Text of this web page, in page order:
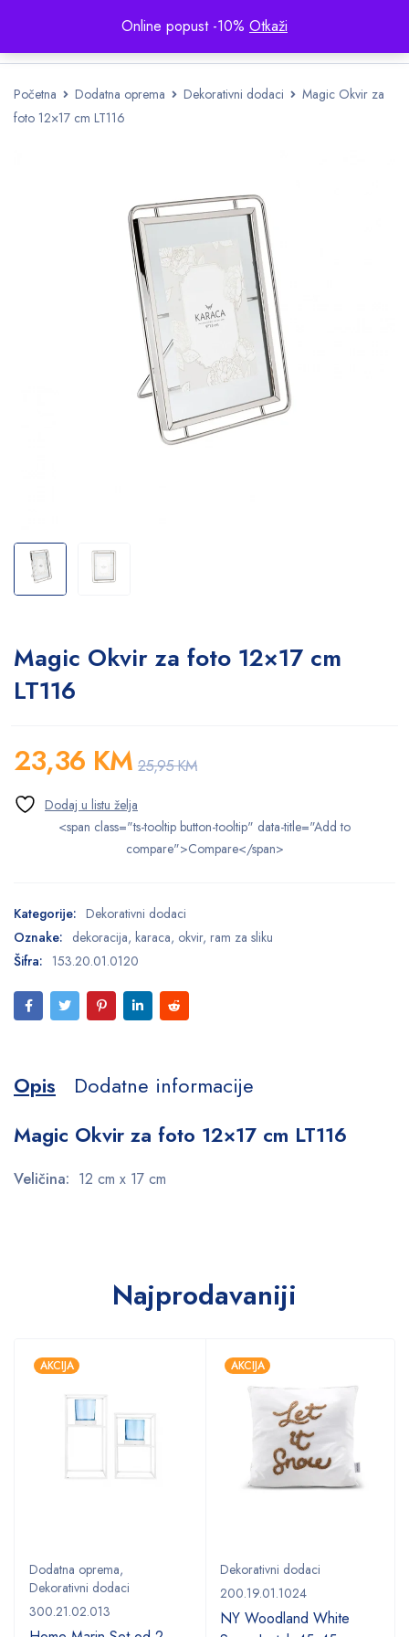
Online popust -10% Otkaži
Početna Dodatna oprema Dekorativni dodaci
Magic Okvir za
foto 12×17 cm LT116
Magic Okvir za foto 12×17 cm
LT116
25,95KM
23,36 KM
<span class="ts-tooltip button-tooltip" data-title="Add to
compare">Compare</span>
Kategorije: Dekorativni dodaci
Oznake: dekoracija, karaca, okvir, ram za sliku
Šifra: 153.20.01.0120
Opis
Dodatne informacije
Magic Okvir za foto 12×17 cm LT116
Veličina: 12 cm x 17 cm
Najprodavaniji
AKCIJA
Dodatna oprema,
Dekorativni dodaci
300.21.02.013
AKCIJA
Dekorativni dodaci
200.19.01.1024
NY Woodland White